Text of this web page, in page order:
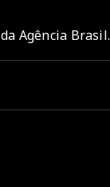
da Agência Brasil.